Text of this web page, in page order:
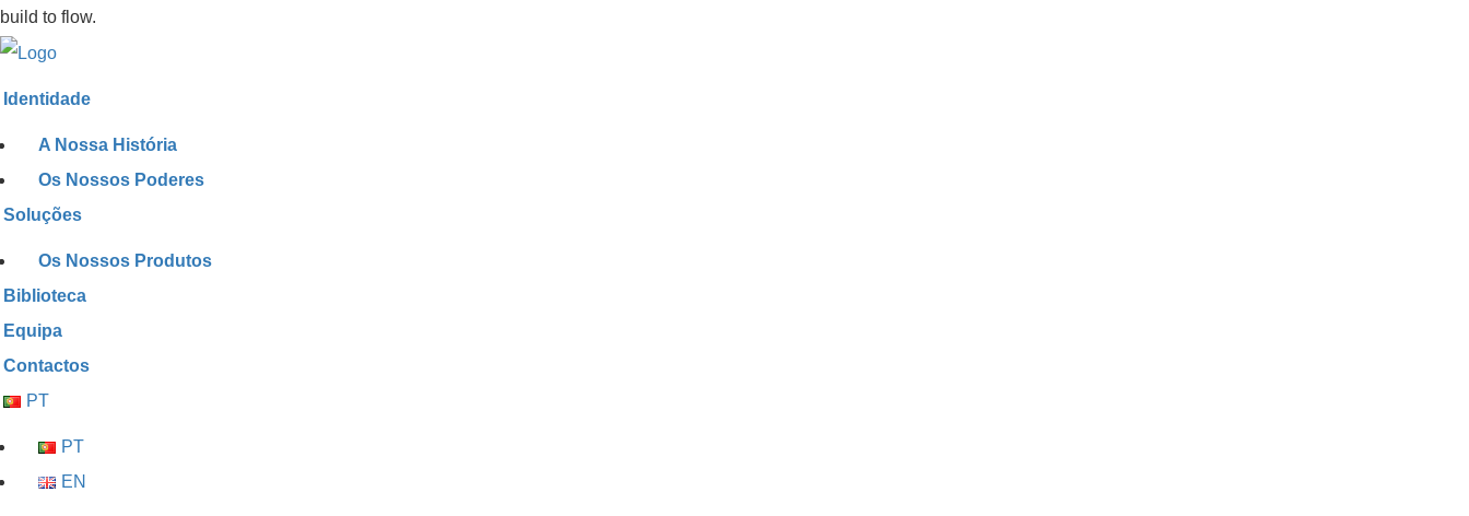
build to flow.
Identidade
A Nossa História
Os Nossos Poderes
Soluções
Os Nossos Produtos
Biblioteca
Equipa
Contactos
PT
PT
EN